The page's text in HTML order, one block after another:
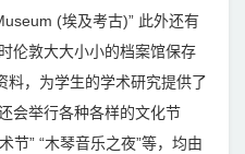
(埃及考古)” 此外还有
伦敦大大小小的档案馆保存
料，为学生的学术研究提供了
会举行各种各样的文化节
节” “木琴音乐之夜”等，均由